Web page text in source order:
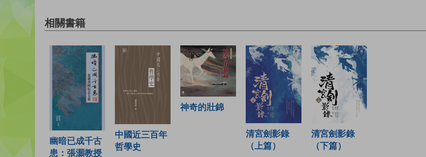
相關書籍
幽暗已成千古
患：張灝教授
中國近三百年
哲學史
神奇的壯錦
清宮劍影錄
（上篇）
清宮劍影錄
（下篇）